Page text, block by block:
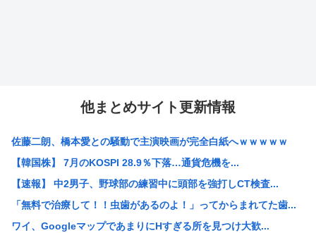
他まとめサイト更新情報
佐藤二朗、橋本愛との騒動で主演映画が完全白紙へｗｗｗｗｗ
【韓国株】 7月のKOSPI 28.9％下落…通貨危機を...
【速報】 中2男子、野球部の練習中に頭部を強打しCT検査...
「無料で治療して！！虫歯があるのよ！」ってからまれてた歯...
ワイ、GoogleマップであまりにΗすぎる所を見つけ大歓...